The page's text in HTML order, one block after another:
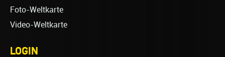
Foto-Weltkarte
Video-Weltkarte
LOGIN